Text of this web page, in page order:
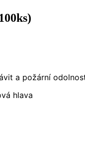
a požární
hlava